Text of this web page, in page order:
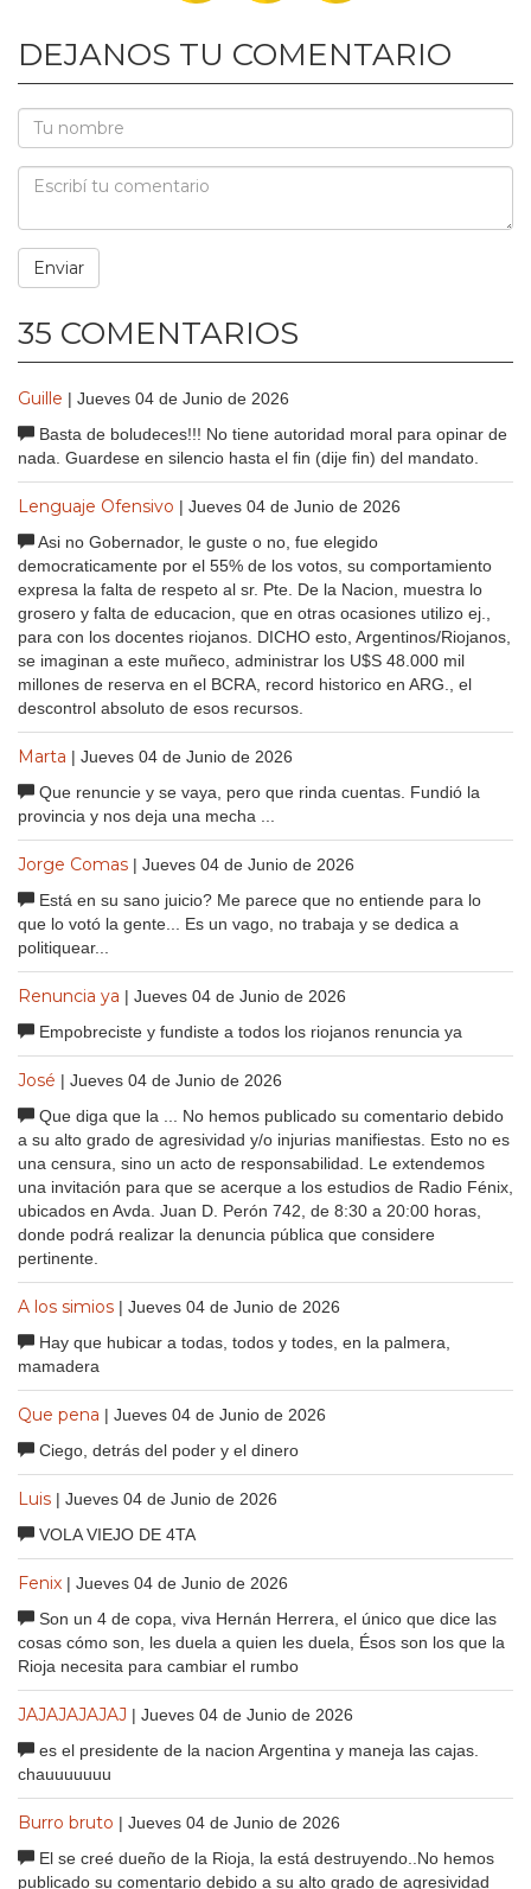
DEJANOS TU COMENTARIO
35 COMENTARIOS
Guille | Jueves 04 de Junio de 2026
Basta de boludeces!!! No tiene autoridad moral para opinar de
nada. Guardese en silencio hasta el fin (dije fin) del mandato.
Lenguaje Ofensivo | Jueves 04 de Junio de 2026
Asi no Gobernador, le guste o no, fue elegido
democraticamente por el 55% de los votos, su comportamiento
expresa la falta de respeto al sr. Pte. De la Nacion, muestra lo
grosero y falta de educacion, que en otras ocasiones utilizo ej.,
para con los docentes riojanos. DICHO esto, Argentinos/Riojanos,
se imaginan a este muñeco, administrar los U$S 48.000 mil
millones de reserva en el BCRA, record historico en ARG., el
descontrol absoluto de esos recursos.
Marta | Jueves 04 de Junio de 2026
Que renuncie y se vaya, pero que rinda cuentas. Fundió la
provincia y nos deja una mecha ...
Jorge Comas | Jueves 04 de Junio de 2026
Está en su sano juicio? Me parece que no entiende para lo
que lo votó la gente... Es un vago, no trabaja y se dedica a
politiquear...
Renuncia ya | Jueves 04 de Junio de 2026
Empobreciste y fundiste a todos los riojanos renuncia ya
José | Jueves 04 de Junio de 2026
Que diga que la ... No hemos publicado su comentario debido
a su alto grado de agresividad y/o injurias manifiestas. Esto no es
una censura, sino un acto de responsabilidad. Le extendemos
una invitación para que se acerque a los estudios de Radio Fénix,
ubicados en Avda. Juan D. Perón 742, de 8:30 a 20:00 horas,
donde podrá realizar la denuncia pública que considere
pertinente.
A los simios | Jueves 04 de Junio de 2026
Hay que hubicar a todas, todos y todes, en la palmera,
mamadera
Que pena | Jueves 04 de Junio de 2026
Ciego, detrás del poder y el dinero
Luis | Jueves 04 de Junio de 2026
VOLA VIEJO DE 4TA
Fenix | Jueves 04 de Junio de 2026
Son un 4 de copa, viva Hernán Herrera, el único que dice las
cosas cómo son, les duela a quien les duela, Ésos son los que la
Rioja necesita para cambiar el rumbo
JAJAJAJAJAJ | Jueves 04 de Junio de 2026
es el presidente de la nacion Argentina y maneja las cajas.
chauuuuuuu
Burro bruto | Jueves 04 de Junio de 2026
El se creé dueño de la Rioja, la está destruyendo..No hemos
publicado su comentario debido a su alto grado de agresividad